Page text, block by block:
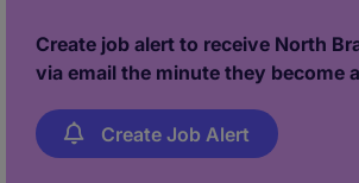
Create job alert to receive North
via email the minute they become
Create Job Alert